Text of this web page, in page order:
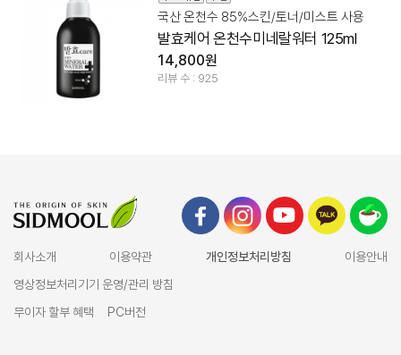
국산 온천수 85%스킨/토너/미스트 사용
발효케어 온천수미네랄워터 125ml
14,800원
리뷰 수 : 925
회사소개 이용약관 개인정보처리방침
이용안내
영상정보처리기기 운영/관리 방침
무이자 할부 혜택
PC버전